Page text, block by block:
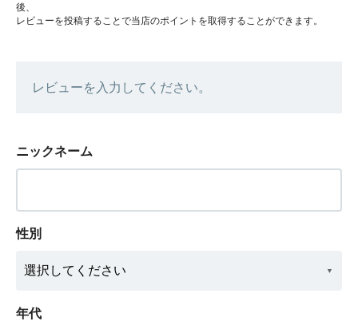
後、
レビューを投稿することで当店のポイントを取得することができます。
レビューを入力してください。
ニックネーム
性別
年代